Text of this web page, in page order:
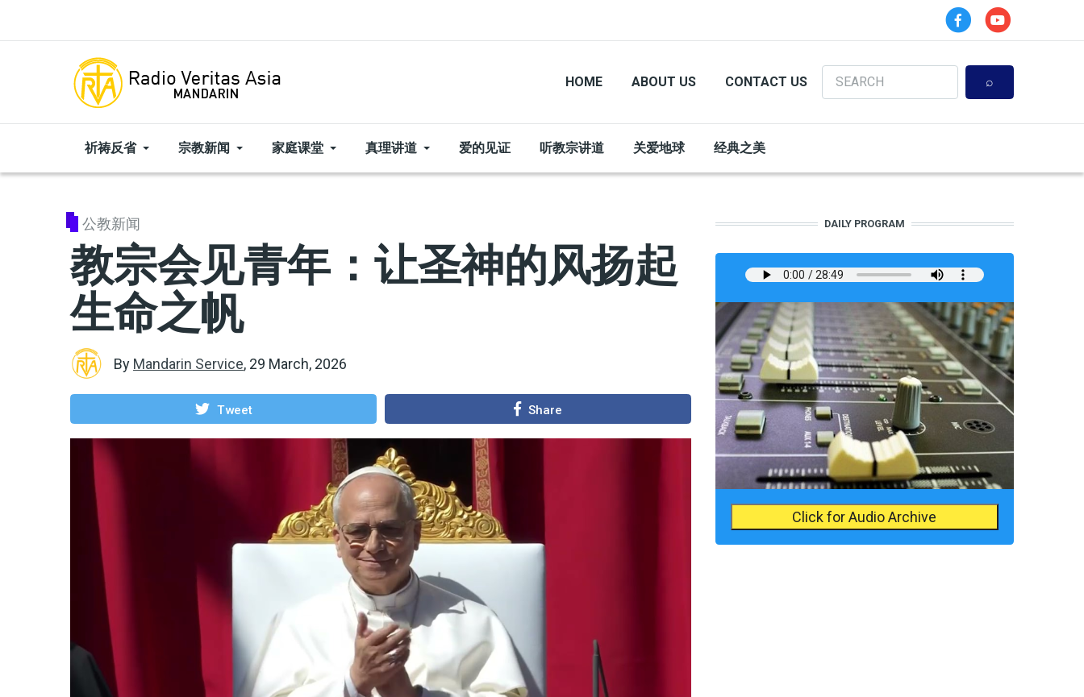
HOME ABOUT US CONTACT US
Search
祈祷反省 宗教新闻 家庭课堂 真理讲道 爱的见证 听教宗讲道 关爱地球 经典之美
公教新闻
教宗会见青年：让圣神的风扬起
生命之帆
By Mandarin Service, 29 March, 2026
Tweet Share
DAILY PROGRAM
Click for Audio Archive